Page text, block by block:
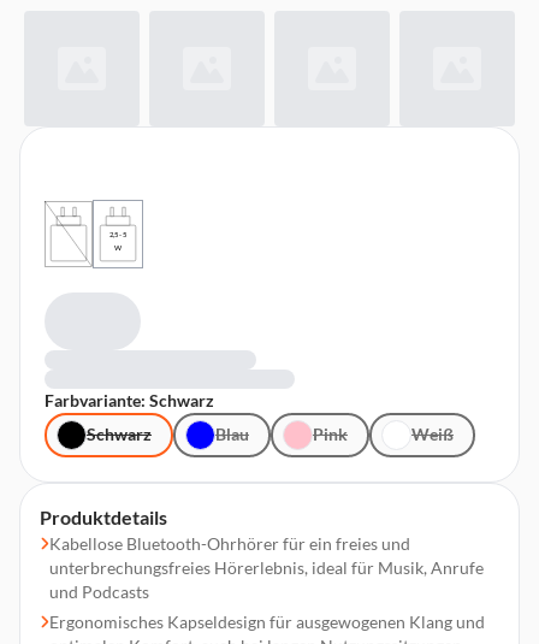
Produktdetails
Kabellose Bluetooth-Ohrhörer für ein freies und
unterbrechungsfreies Hörerlebnis, ideal für Musik, Anrufe
und Podcasts
Ergonomisches Kapseldesign für ausgewogenen Klang und
2,5 - 5
W
Farbvariante: Schwarz
Schwarz
Blau Pink Weiß